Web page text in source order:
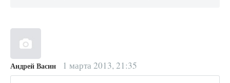
Андрей Васин 1 марта 2013, 21:35